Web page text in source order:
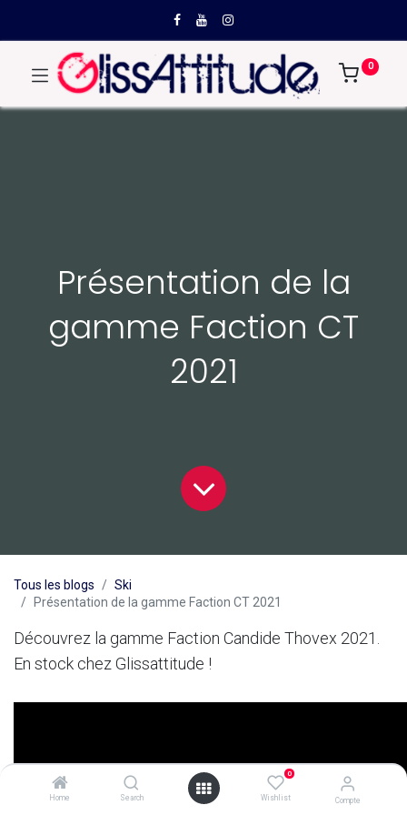
Home Search
0
Wishlist Compte
0
Présentation de la
gamme Faction CT
2021
Tous les blogs
Ski
Présentation de la gamme Faction CT 2021
Découvrez la gamme Faction Candide Thovex 2021.
En stock chez Glissattitude !